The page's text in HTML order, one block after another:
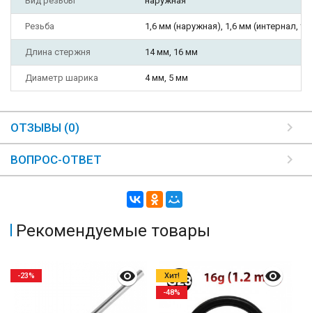
Резьба 1,6 мм (наружная), 1,6 мм (интернал,
Длина стержня 14 мм, 16 мм
Диаметр шарика 4 мм, 5 мм
ОТЗЫВЫ (0)
ВОПРОС-ОТВЕТ
Рекомендуемые товары
-23%
Хит!
-48%